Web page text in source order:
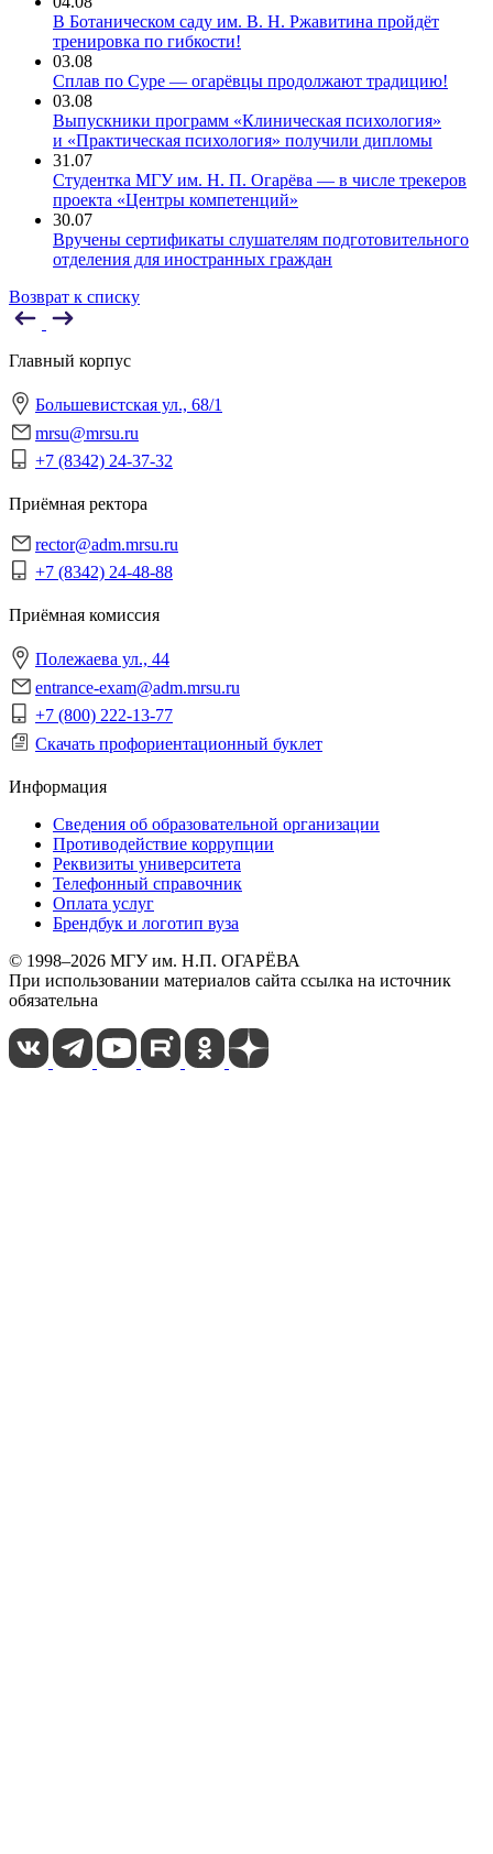
В Ботаническом саду им. В. Н. Ржавитина пройдёт
тренировка по гибкости!
03.08
Сплав по Суре — огарёвцы продолжают традицию!
03.08
Выпускники программ «Клиническая психология»
и «Практическая психология» получили дипломы
31.07
Студентка МГУ им. Н. П. Огарёва — в числе трекеров
проекта «Центры компетенций»
30.07
Вручены сертификаты слушателям подготовительного
отделения для иностранных граждан
Возврат к списку
Главный корпус
Большевистская ул., 68/1
mrsu@mrsu.ru
+7 (8342) 24-37-32
Приёмная ректора
rector@adm.mrsu.ru
+7 (8342) 24-48-88
Приёмная комиссия
Полежаева ул., 44
entrance-exam@adm.mrsu.ru
+7 (800) 222-13-77
Скачать профориентационный буклет
Информация
Сведения об образовательной организации
Противодействие коррупции
Реквизиты университета
Телефонный справочник
Оплата услуг
Брендбук и логотип вуза
© 1998–2026 МГУ им. Н.П. ОГАРЁВА
При использовании материалов сайта ссылка на источник
обязательна